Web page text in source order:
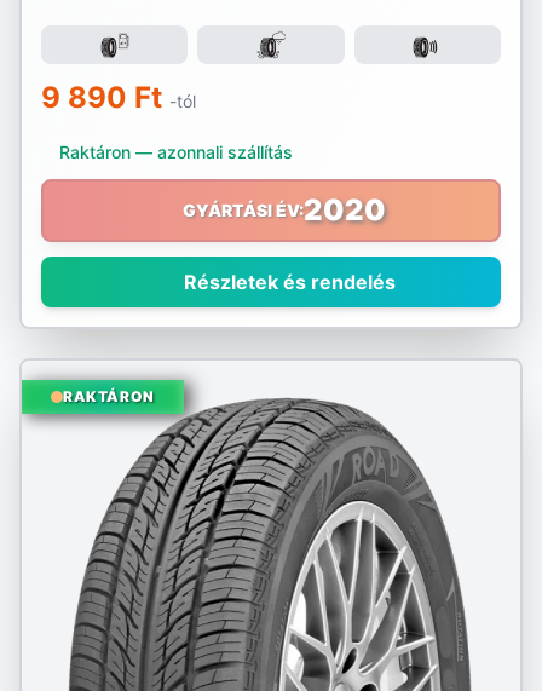
Momo
Nankang
Nexen
Nordex
Nortenha
Optimo
Ovation
Pirelli
Platin
PointS
Radar
Riken
9 890 Ft -tól
Raktáron — azonnali szállítás
GYÁRTÁSI ÉV:2020
Részletek és rendelés
RAKTÁRON